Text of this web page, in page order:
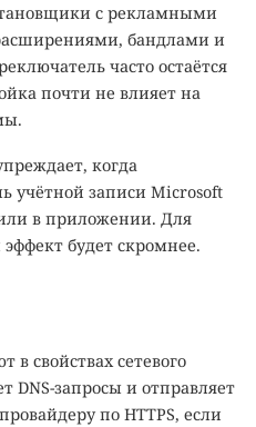
с рекламными
бандлами и
часто остаётся
почти не влияет на
когда
учётной записи Microsoft
в приложении. Для
будет скромнее.
в свойствах сетевого
DNS-запросы и отправляет
по HTTPS, если